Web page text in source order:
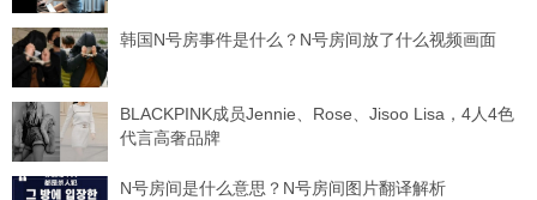
韩国N号房事件是什么？N号房间放了什么视频画面
BLACKPINK成员Jennie、Rose、Jisoo Lisa，4人4色
代言高奢品牌
N号房间是什么意思？N号房间图片翻译解析